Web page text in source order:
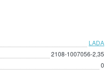
LADA
2108-1007056-2,35
0